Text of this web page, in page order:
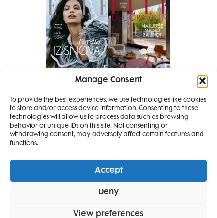
Manage Consent
To provide the best experiences, we use technologies like cookies
to store and/or access device information. Consenting to these
technologies will allow us to process data such as browsing
behavior or unique IDs on this site. Not consenting or
withdrawing consent, may adversely affect certain features and
functions.
Accept
Deny
View preferences
Pretplati se na časopis
PRETPLATITE SE
Elle ProjectsElle Beauty AwardsElle Style Awards
LifestyleDecoration
SMANJI
4 IZDANJA
I 2 IZDANJA ELLE
DECORATIONA +
POKLON
SAMO